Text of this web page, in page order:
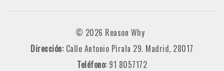
© 2026 Reason Why
Dirección: Calle Antonio Pirala 29. Madrid, 28017
Teléfono: 91 8057172